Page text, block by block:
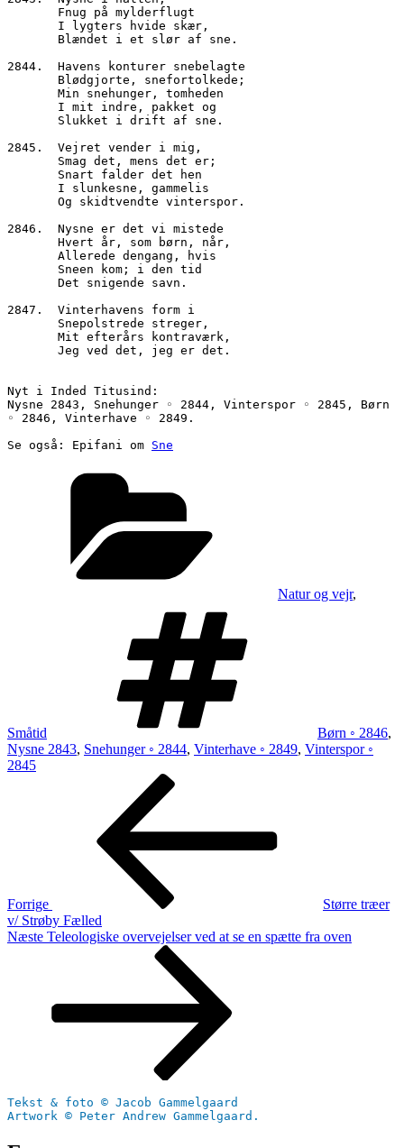
       Fnug på mylderflugt
       I lygters hvide skær,
       Blændet i et slør af sne.
2844.  Havens konturer snebelagte
       Blødgjorte, snefortolkede;
       Min snehunger, tomheden
       I mit indre, pakket og
       Slukket i drift af sne.
2845.  Vejret vender i mig,
       Smag det, mens det er;
       Snart falder det hen
       I slunkesne, gammelis
       Og skidtvendte vinterspor.
2846.  Nysne er det vi mistede
       Hvert år, som børn, når,
       Allerede dengang, hvis
       Sneen kom; i den tid
       Det snigende savn.
2847.  Vinterhavens form i
       Snepolstrede streger,
       Mit efterårs kontraværk,
       Jeg ved det, jeg er det.
Nyt i Inded Titusind:
Nysne 2843, Snehunger ◦ 2844, Vinterspor ◦ 2845, Børn
◦ 2846, Vinterhave ◦ 2849.
Se også: Epifani om Sne
Natur og vejr,
Småtid Børn ◦ 2846,
Nysne 2843, Snehunger ◦ 2844, Vinterhave ◦ 2849, Vinterspor ◦
2845
Indlægsnavigation
Forrige
Større træer
v/ Strøby Fælled
Næste
Næste Teleologiske overvejelser ved at se en spætte fra oven
Tekst & foto © Jacob Gammelgaard
Artwork © Peter Andrew Gammelgaard.